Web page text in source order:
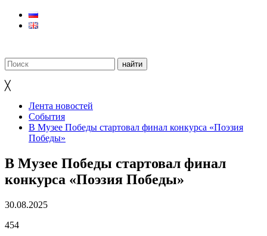
╳
Лента новостей
События
В Музее Победы стартовал финал конкурса «Поэзия
Победы»
В Музее Победы стартовал финал
конкурса «Поэзия Победы»
30.08.2025
454